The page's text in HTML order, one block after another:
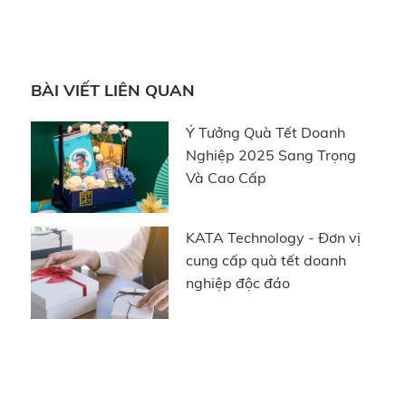
Quà tặng doanh nghiệp cung chúc bình
BÀI VIẾT LIÊN QUAN
Ý Tưởng Quà Tết Doanh
Nghiệp 2025 Sang Trọng
Và Cao Cấp
KATA Technology - Đơn vị
cung cấp quà tết doanh
nghiệp độc đáo